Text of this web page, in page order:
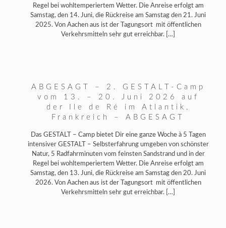
Regel bei wohltemperiertem Wetter. Die Anreise erfolgt am
Samstag, den 14. Juni, die Rückreise am Samstag den 21. Juni
2025. Von Aachen aus ist der Tagungsort mit öffentlichen
Verkehrsmitteln sehr gut erreichbar. […]
ABGESAGT – 2. GESTALT-Camp
vom 13. – 20. Juni 2026 auf
der Ile de Ré im Atlantik,
Frankreich – ABGESAGT
Das GESTALT – Camp bietet Dir eine ganze Woche à 5 Tagen
intensiver GESTALT – Selbsterfahrung umgeben von schönster
Natur, 5 Radfahrminuten vom feinsten Sandstrand und in der
Regel bei wohltemperiertem Wetter. Die Anreise erfolgt am
Samstag, den 13. Juni, die Rückreise am Samstag den 20. Juni
2026. Von Aachen aus ist der Tagungsort mit öffentlichen
Verkehrsmitteln sehr gut erreichbar. […]